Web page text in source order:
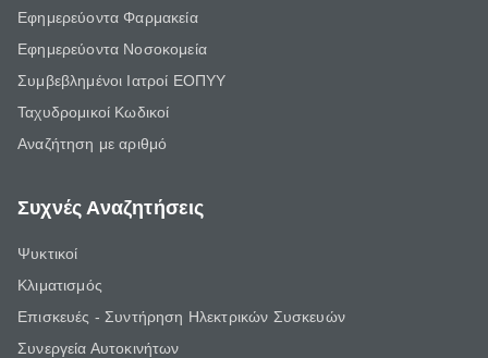
Εφημερεύοντα Φαρμακεία
Εφημερεύοντα Νοσοκομεία
Συμβεβλημένοι Ιατροί ΕΟΠΥΥ
Ταχυδρομικοί Κωδικοί
Αναζήτηση με αριθμό
Συχνές Αναζητήσεις
Ψυκτικοί
Κλιματισμός
Επισκευές - Συντήρηση Ηλεκτρικών Συσκευών
Συνεργεία Αυτοκινήτων